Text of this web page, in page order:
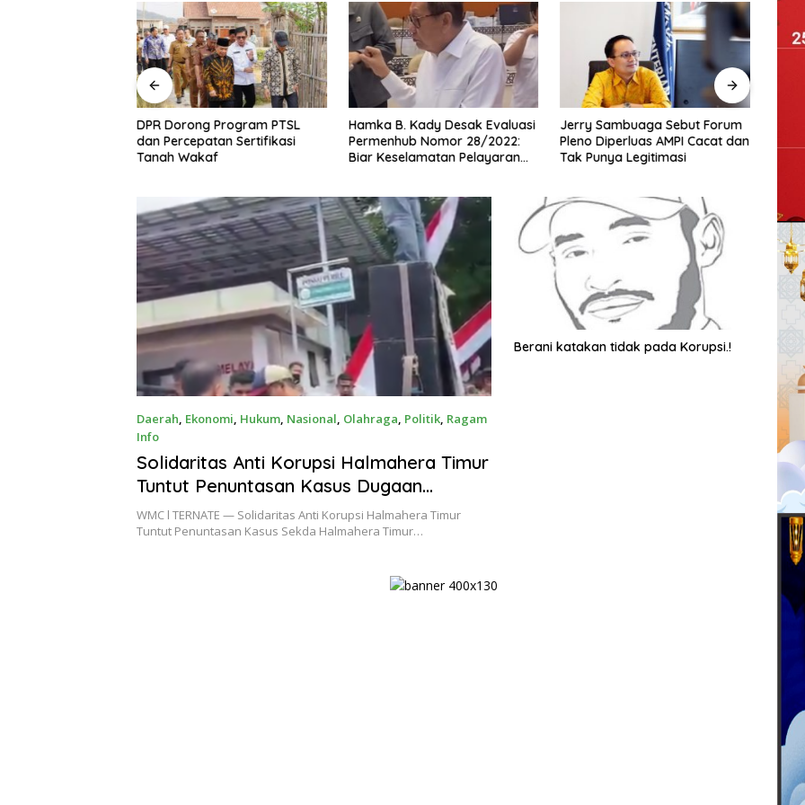
DPR Dorong Program PTSL
dan Percepatan Sertifikasi
Tanah Wakaf
Hamka B. Kady Desak Evaluasi
Permenhub Nomor 28/2022:
Biar Keselamatan Pelayaran
Jerry Sambuaga Sebut Forum
Pleno Diperluas AMPI Cacat dan
Tak Punya Legitimasi
Daerah, Ekonomi, Hukum, Nasional, Olahraga, Politik, Ragam
Info
23 Juli 2024
Solidaritas Anti Korupsi Halmahera Timur
Tuntut Penuntasan Kasus Dugaan
Korupsi Sekda Halmahera Timur di
depan Kejaksaan Tinggi Provinsi Maluku
WMC l TERNATE — Solidaritas Anti Korupsi Halmahera Timur
Tuntut Penuntasan Kasus Sekda Halmahera Timur…
Berani katakan tidak pada Korupsi.!